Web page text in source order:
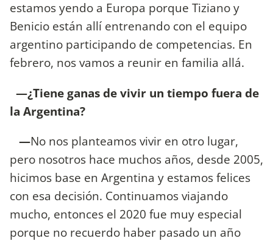
estamos yendo a Europa porque Tiziano y
Benicio están allí entrenando con el equipo
argentino participando de competencias. En
febrero, nos vamos a reunir en familia allá.
—¿Tiene ganas de vivir un tiempo fuera de
la Argentina?
—No nos planteamos vivir en otro lugar,
pero nosotros hace muchos años, desde 2005,
hicimos base en Argentina y estamos felices
con esa decisión. Continuamos viajando
mucho, entonces el 2020 fue muy especial
porque no recuerdo haber pasado un año